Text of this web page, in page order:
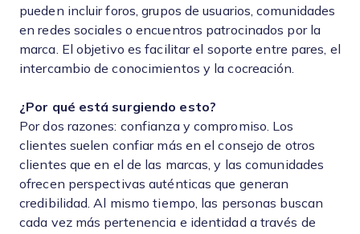
pueden incluir foros, grupos de usuarios, comunidades
en redes sociales o encuentros patrocinados por la
marca. El objetivo es facilitar el soporte entre pares, el
intercambio de conocimientos y la cocreación.
¿Por qué está surgiendo esto?
Por dos razones: confianza y compromiso. Los
clientes suelen confiar más en el consejo de otros
clientes que en el de las marcas, y las comunidades
ofrecen perspectivas auténticas que generan
credibilidad. Al mismo tiempo, las personas buscan
cada vez más pertenencia e identidad a través de